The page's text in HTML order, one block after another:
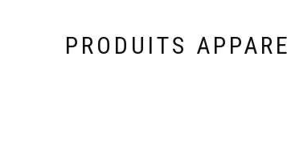
PRODUITS